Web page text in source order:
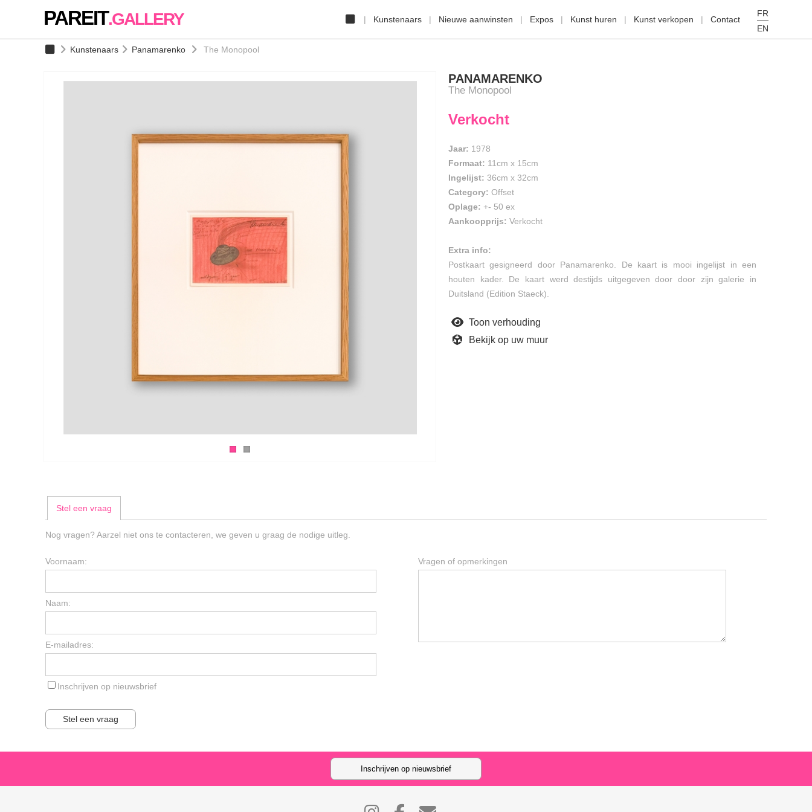
FR
EN
Kunstenaars Nieuwe aanwinsten Expos Kunst huren Kunst verkopen Contact
PAREIT.GALLERY
Kunstenaars Panamarenko The Monopool
PANAMARENKO
The Monopool
Verkocht
Jaar: 1978
Formaat: 11cm x 15cm
Ingelijst: 36cm x 32cm
Category: Offset
Oplage: +- 50 ex
Aankoopprijs: Verkocht
Extra info:
Postkaart gesigneerd door Panamarenko. De kaart is mooi ingelijst in een
houten kader. De kaart werd destijds uitgegeven door door zijn galerie in
Duitsland (Edition Staeck).
Toon verhouding
Bekijk op uw muur
Stel een vraag
Nog vragen? Aarzel niet ons te contacteren, we geven u graag de nodige uitleg.
Voornaam:
Naam:
E-mailadres:
Inschrijven op nieuwsbrief
Vragen of opmerkingen
Stel een vraag
Inschrijven op nieuwsbrief